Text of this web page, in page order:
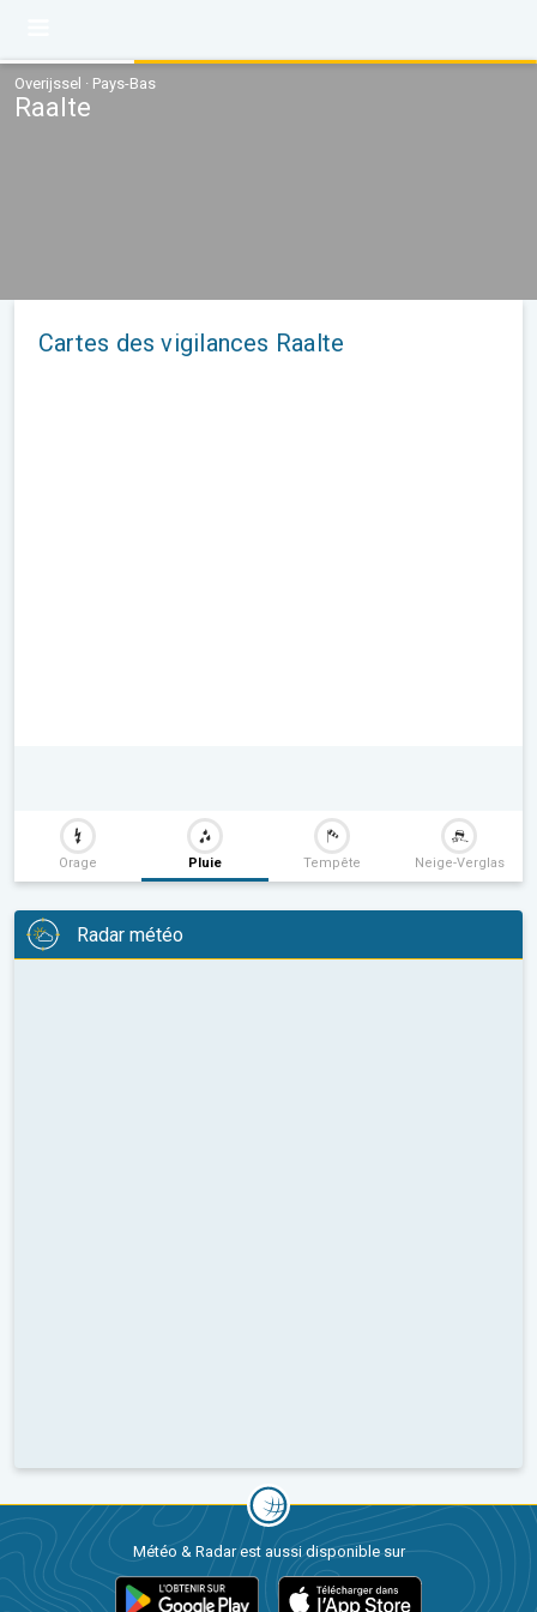
Overijssel · Pays-Bas
Raalte
Cartes des vigilances Raalte
Orage Pluie Tempête Neige-Verglas
Radar météo
Météo & Radar est aussi disponible sur